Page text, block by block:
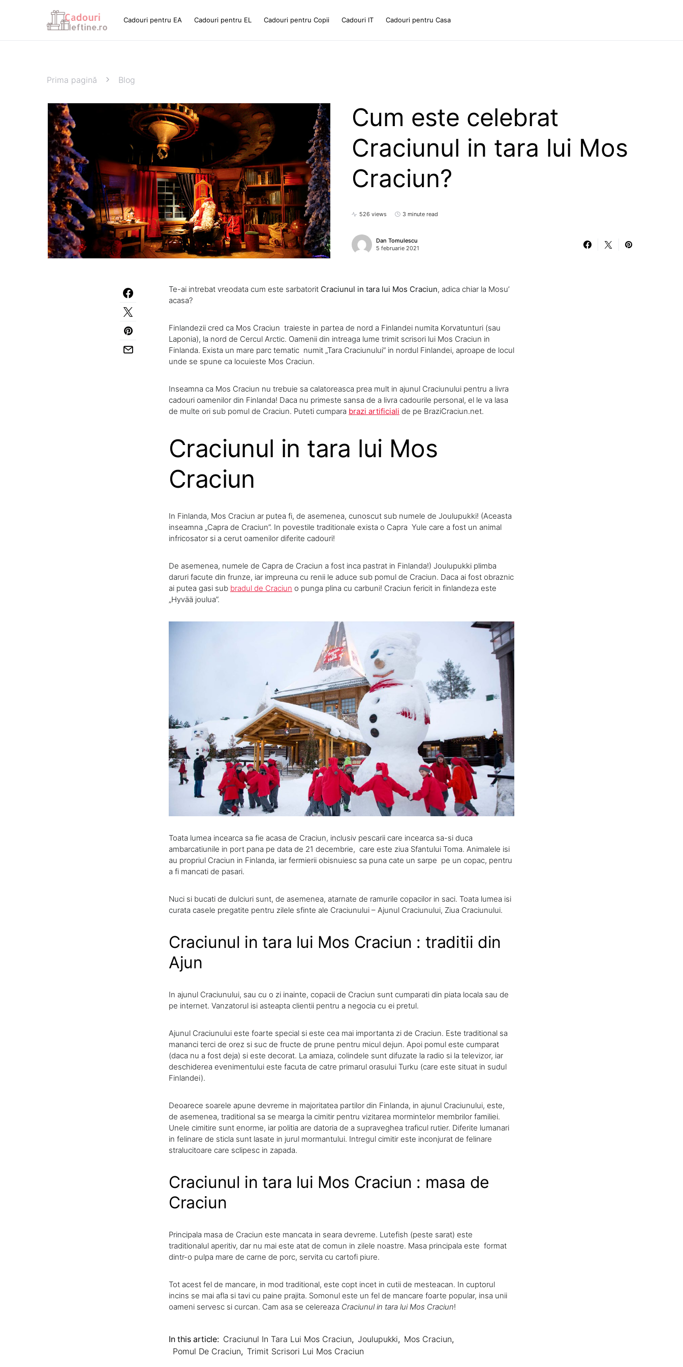
Cadouri pentru EA Cadouri pentru EL Cadouri pentru Copii Cadouri IT Cadouri pentru Casa
Prima pagină Blog
Cum este celebrat
Craciunul in tara lui Mos
Craciun?
526 views 3 minute read
Dan Tomulescu
5 februarie 2021
Te-ai intrebat vreodata cum este sarbatorit Craciunul in tara lui Mos Craciun, adica chiar la Mosu’
acasa?
Finlandezii cred ca Mos Craciun traieste in partea de nord a Finlandei numita Korvatunturi (sau
Laponia), la nord de Cercul Arctic. Oamenii din intreaga lume trimit scrisori lui Mos Craciun in
Finlanda. Exista un mare parc tematic numit „Tara Craciunului” in nordul Finlandei, aproape de locul
unde se spune ca locuieste Mos Craciun.
Inseamna ca Mos Craciun nu trebuie sa calatoreasca prea mult in ajunul Craciunului pentru a livra
cadouri oamenilor din Finlanda! Daca nu primeste sansa de a livra cadourile personal, el le va lasa
de multe ori sub pomul de Craciun. Puteti cumpara brazi artificiali de pe BraziCraciun.net.
Craciunul in tara lui Mos
Craciun
In Finlanda, Mos Craciun ar putea fi, de asemenea, cunoscut sub numele de Joulupukki! (Aceasta
inseamna „Capra de Craciun”. In povestile traditionale exista o Capra Yule care a fost un animal
infricosator si a cerut oamenilor diferite cadouri!
De asemenea, numele de Capra de Craciun a fost inca pastrat in Finlanda!) Joulupukki plimba
daruri facute din frunze, iar impreuna cu renii le aduce sub pomul de Craciun. Daca ai fost obraznic
ai putea gasi sub bradul de Craciun o punga plina cu carbuni! Craciun fericit in finlandeza este
„Hyvää joulua”.
Toata lumea incearca sa fie acasa de Craciun, inclusiv pescarii care incearca sa-si duca
ambarcatiunile in port pana pe data de 21 decembrie, care este ziua Sfantului Toma. Animalele isi
au propriul Craciun in Finlanda, iar fermierii obisnuiesc sa puna cate un sarpe pe un copac, pentru
a fi mancati de pasari.
Nuci si bucati de dulciuri sunt, de asemenea, atarnate de ramurile copacilor in saci. Toata lumea isi
curata casele pregatite pentru zilele sfinte ale Craciunului – Ajunul Craciunului, Ziua Craciunului.
Craciunul in tara lui Mos Craciun : traditii din
Ajun
In ajunul Craciunului, sau cu o zi inainte, copacii de Craciun sunt cumparati din piata locala sau de
pe internet. Vanzatorul isi asteapta clientii pentru a negocia cu ei pretul.
Ajunul Craciunului este foarte special si este cea mai importanta zi de Craciun. Este traditional sa
mananci terci de orez si suc de fructe de prune pentru micul dejun. Apoi pomul este cumparat
(daca nu a fost deja) si este decorat. La amiaza, colindele sunt difuzate la radio si la televizor, iar
deschiderea evenimentului este facuta de catre primarul orasului Turku (care este situat in sudul
Finlandei).
Deoarece soarele apune devreme in majoritatea partilor din Finlanda, in ajunul Craciunului, este,
de asemenea, traditional sa se mearga la cimitir pentru vizitarea mormintelor membrilor familiei.
Unele cimitire sunt enorme, iar politia are datoria de a supraveghea traficul rutier. Diferite lumanari
in felinare de sticla sunt lasate in jurul mormantului. Intregul cimitir este inconjurat de felinare
stralucitoare care sclipesc in zapada.
Craciunul in tara lui Mos Craciun : masa de
Craciun
Principala masa de Craciun este mancata in seara devreme. Lutefish (peste sarat) este
traditionalul aperitiv, dar nu mai este atat de comun in zilele noastre. Masa principala este format
dintr-o pulpa mare de carne de porc, servita cu cartofi piure.
Tot acest fel de mancare, in mod traditional, este copt incet in cutii de mesteacan. In cuptorul
incins se mai afla si tavi cu paine prajita. Somonul este un fel de mancare foarte popular, insa unii
oameni servesc si curcan. Cam asa se celereaza Craciunul in tara lui Mos Craciun!
In this article: Craciunul In Tara Lui Mos Craciun, Joulupukki, Mos Craciun,
Pomul De Craciun, Trimit Scrisori Lui Mos Craciun